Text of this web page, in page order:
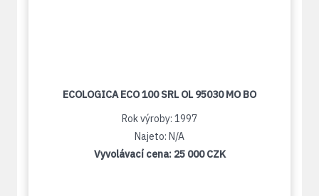
ECOLOGICA ECO 100 SRL OL 95030 MO BO
Rok výroby: 1997
Najeto: N/A
Vyvolávací cena: 25 000 CZK